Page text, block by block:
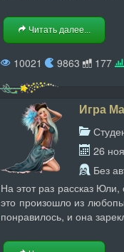
Читать далее...
10021 9863 177
Игра
26
Без
На этот раз рассказ
это произошло из
понравилось, и она